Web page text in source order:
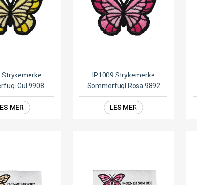
Strykemerke
Gul 9908
MER
IP1009 Strykemerke
Sommerfugl Rosa 9892
LES MER